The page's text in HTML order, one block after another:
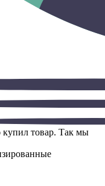
купил товар. Так мы